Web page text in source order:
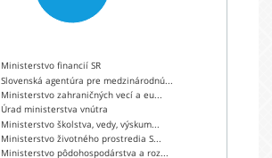
Ministerstvo financií SR
Slovenská agentúra pre medzinárodnú...
Ministerstvo zahraničných vecí a eu...
Úrad ministerstva vnútra
Ministerstvo školstva, vedy, výskum...
Ministerstvo životného prostredia S...
Ministerstvo pôdohospodárstva a roz...